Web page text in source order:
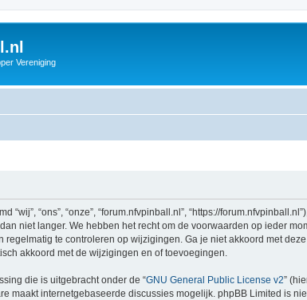
Vereniging
“wij”, “ons”, “onze”, “forum.nfvpinball.nl”, “https://
niet langer. We hebben het recht om de voorwaarden op ieder
te controleren op wijzigingen. Ga je niet akkoord met
akkoord met de wijzigingen en of toevoegingen.
die is uitgebracht onder de “GNU General Public License v2”
maakt internetgebaseerde discussies mogelijk. phpBB Limited is